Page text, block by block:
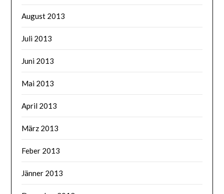
August 2013
Juli 2013
Juni 2013
Mai 2013
April 2013
März 2013
Feber 2013
Jänner 2013